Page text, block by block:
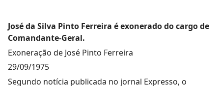
José da Silva Pinto Ferreira é exonerado do cargo de
Comandante-Geral.
Exoneração de José Pinto Ferreira
29/09/1975
Segundo notícia publicada no jornal Expresso, o